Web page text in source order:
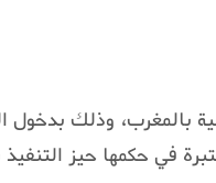
بالمغرب، وذلك بدخول
في حكمها حيز